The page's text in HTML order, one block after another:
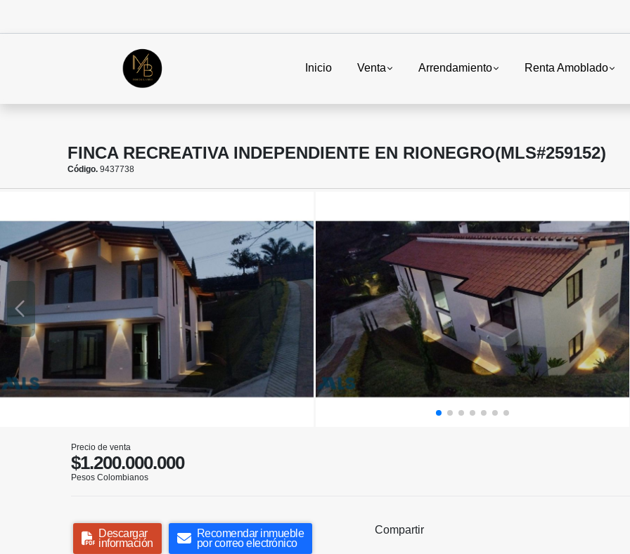
Inicio Venta Arrendamiento Renta Amoblado
FINCA RECREATIVA INDEPENDIENTE EN RIONEGRO(MLS#259152)
Código. 9437738
Precio de venta
$1.200.000.000
Pesos Colombianos
Descargar
información
Recomendar inmueble
por correo electrónico
Compartir